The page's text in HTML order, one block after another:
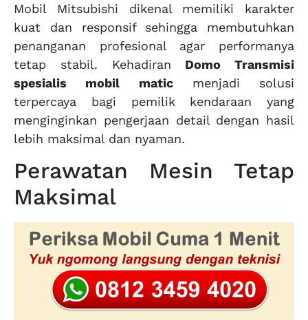
Mobil Mitsubishi dikenal memiliki karakter
kuat dan responsif sehingga membutuhkan
penanganan profesional agar performanya
tetap stabil. Kehadiran Domo Transmisi
spesialis mobil maticmenjadi solusi
terpercaya bagi pemilik kendaraan yang
menginginkan pengerjaan detail dengan hasil
lebih maksimal dan nyaman.
Perawatan Mesin Tetap
Maksimal